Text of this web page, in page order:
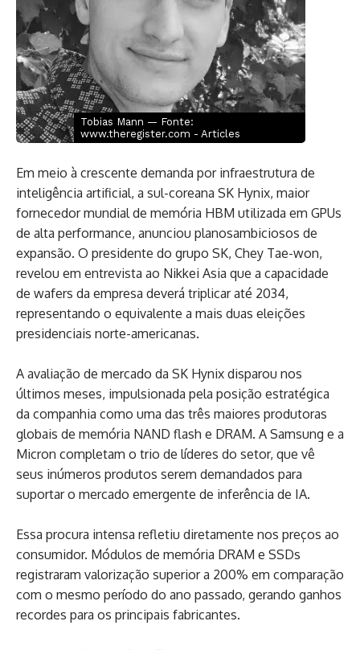
Tobias Mann — Fonte:
www.theregister.com - Articles
Em meio à crescente demanda por infraestrutura de
inteligência artificial, a sul-coreana SK Hynix, maior
fornecedor mundial de memória HBM utilizada em GPUs
de alta performance, anunciou planosambiciosos de
expansão. O presidente do grupo SK, Chey Tae-won,
revelou em entrevista ao Nikkei Asia que a capacidade
de wafers da empresa deverá triplicar até 2034,
representando o equivalente a mais duas eleições
presidenciais norte-americanas.
A avaliação de mercado da SK Hynix disparou nos
últimos meses, impulsionada pela posição estratégica
da companhia como uma das três maiores produtoras
globais de memória NAND flash e DRAM. A Samsung e a
Micron completam o trio de líderes do setor, que vê
seus inúmeros produtos serem demandados para
suportar o mercado emergente de inferência de IA.
Essa procura intensa refletiu diretamente nos preços ao
consumidor. Módulos de memória DRAM e SSDs
registraram valorização superior a 200% em comparação
com o mesmo período do ano passado, gerando ganhos
recordes para os principais fabricantes.